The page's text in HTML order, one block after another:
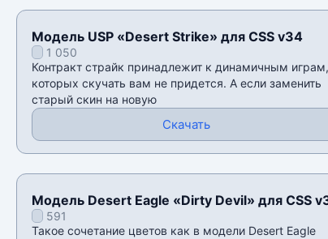
Модель USP «Desert Strike» для CSS v34
1 050
Контракт страйк принадлежит к динамичным
которых скучать вам не придется. А если заменить
старый скин на новую
Скачать
Модель Desert Eagle «Dirty Devil» для CSS
591
Такое сочетание цветов как в модели Desert Eagle